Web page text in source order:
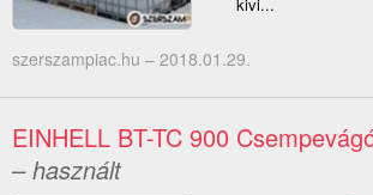
kivi...
szerszampiac.hu – 2018.01.29.
EINHELL BT-TC 900
– használt